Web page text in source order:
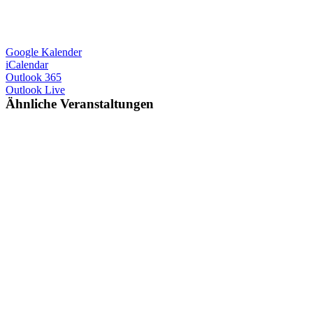
Google Kalender
iCalendar
Outlook 365
Outlook Live
Ähnliche Veranstaltungen